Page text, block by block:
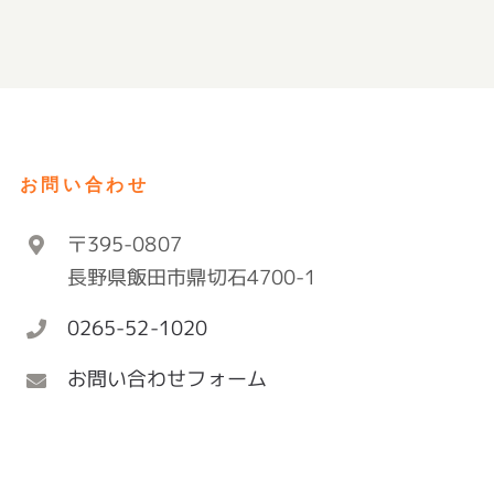
お問い合わせ
〒395-0807
長野県飯田市鼎切石4700-1
0265-52-1020
お問い合わせフォーム